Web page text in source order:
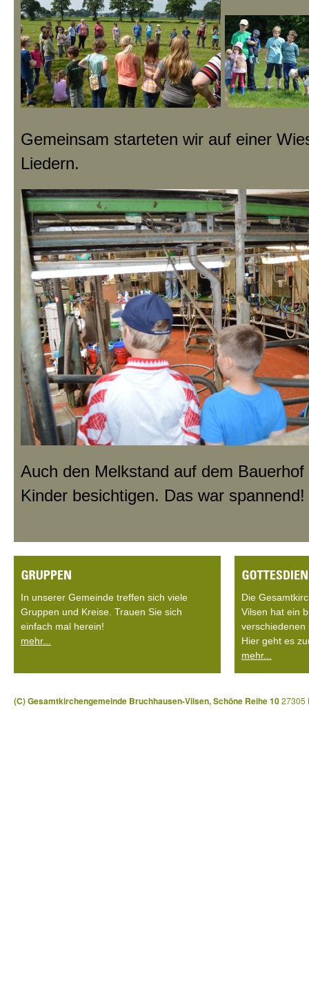
Gemeinsam starteten wir auf einer
Liedern.
Auch den Melkstand auf dem
Kinder besichtigen. Das war spannend!
In unserer Gemeinde treffen sich viele
Gruppen und Kreise. Trauen Sie sich
einfach mal herein!
mehr...
Die
Vilsen hat ein
verschiedenen
Hier geht es
mehr...
(C) Gesamtkirchengemeinde Bruchhausen-Vilsen, Schöne Reihe 1027305